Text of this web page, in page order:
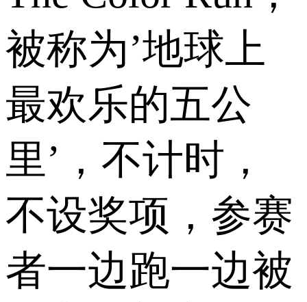
被称为’地球上
最欢乐的五公
里’，不计时，
不设奖项，参赛
者一边跑一边被